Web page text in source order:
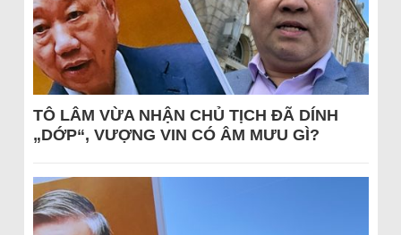
TÔ LÂM VỪA NHẬN CHỦ TỊCH ĐÃ DÍNH
„DỚP“, VƯỢNG VIN CÓ ÂM MƯU GÌ?